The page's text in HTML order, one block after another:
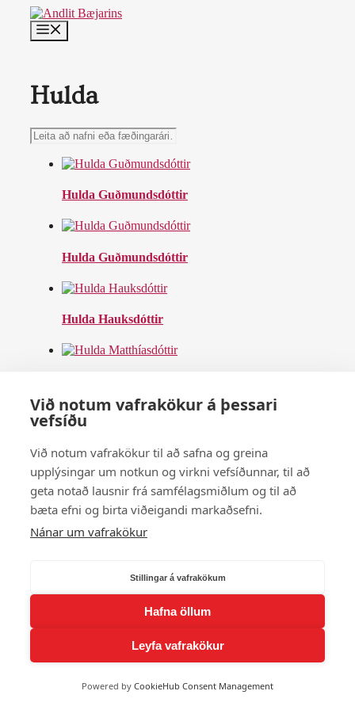
content
Hulda
Leita
að
nafni
fæðingarári…
Hulda Guðmundsdóttir
Hulda Guðmundsdóttir
Hulda Hauksdóttir
Prent
Sýna fleiri andlit
© 2026 Andlit Bæjarins -Wordpress Vefhönnun
Við notum vafrakökur á þessari
vefsíðu
Við notum vafrakökur til að safna og greina
upplýsingar um notkun og virkni vefsíðunnar, til að
geta notað lausnir frá samfélagsmiðlum og til að
bæta efni og birta viðeigandi markaðsefni.
Nánar um vafrakökur
Stillingar á vafrakökum
Hafna öllum
Leyfa vafrakökur
Powered by CookieHub Consent Management